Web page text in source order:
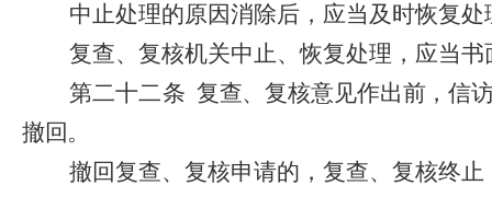
中止处理的原因消除后，应当及时恢复
复查、复核机关中止、恢复处理，应当
第二十二条 复查、复核意见作出前，信
撤回。
撤回复查、复核申请的，复查、复核终